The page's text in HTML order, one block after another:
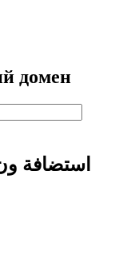
домен